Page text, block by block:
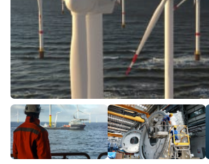
TV Program
Časopis
Sledujte prima+
Přihlášení